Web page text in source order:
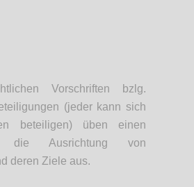
Vorschriften bzlg.
(jeder kann sich
beteiligen) üben einen
Ausrichtung von
deren Ziele aus.